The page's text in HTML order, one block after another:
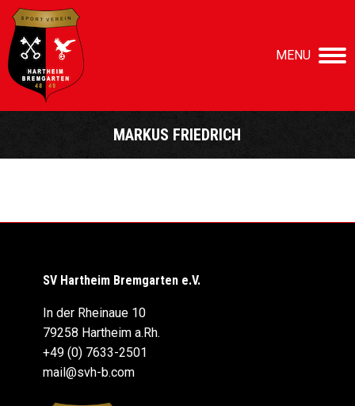
MENU
MARKUS FRIEDRICH
Sie befinden sich hier:
SV Hartheim Bremgarten e.V.
In der Rheinaue 10
79258 Hartheim a.Rh.
+49 (0) 7633-2501
mail@svh-b.com